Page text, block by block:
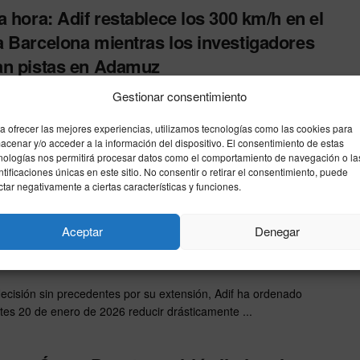
Gestionar consentimiento
ofrecer las mejores experiencias, utilizamos tecnologías como las cookies para
y/o acceder a la información del dispositivo. El consentimiento de estas
nos permitirá procesar datos como el comportamiento de navegación o
únicas en este sitio. No consentir o retirar el consentimiento, puede
negativamente a ciertas características y funciones.
Aceptar Denegar
hora: Adif restablece los 300 km/h en el
Barcelona mientras los investigadores
pistas en Adamuz
en la gestión de la crisis ferroviaria. Adif ha decidido
miércoles 21 de enero de 2026 ...
en el Madrid-Barcelona: Adif frena
tras las quejas de los maquinistas y
de Adamuz
sin precedentes por su extensión, Adif ha ordenado
20 de enero de 2026 reducir drásticamente ...